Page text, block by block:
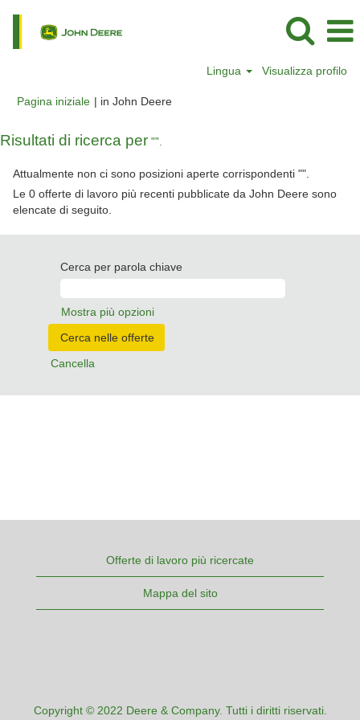
Lingua Visualizza profilo
Pagina iniziale | in John Deere(pagina
Risultati di ricerca per "".
Attualmente non ci sono posizioni aperte corrispondenti "".
Le 0 offerte di lavoro più recenti pubblicate da John Deere sono
elencate di seguito.
Cerca per parola chiave
Mostra più opzioni
Cancella
Offerte di lavoro più ricercate
Mappa del sito
Copyright © 2022 Deere & Company. Tutti i diritti riservati.